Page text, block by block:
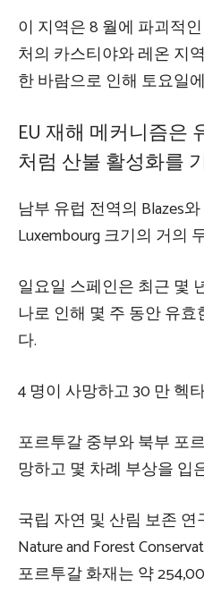
이 지역은 8 월에 파괴적
처의 카스티야와 레온 지
한 바람으로 인해 토요일
EU 재해 메커니즘은
처럼 산불 활성화를
남부 유럽 전역의 Blazes
Luxembourg 크기의 거의
일요일 스페인은 최근 몇
나로 인해 몇 주 동안 유
다.
4 명이 사망하고 30 만 헥
포르투갈 중부와 북부 포
망하고 몇 차례 부상을 입
국립 자연 및 산림 보존 연
Nature and Forest
포르투갈 화재는 약